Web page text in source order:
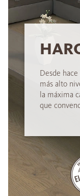
Desde
más alto
la máxima
que